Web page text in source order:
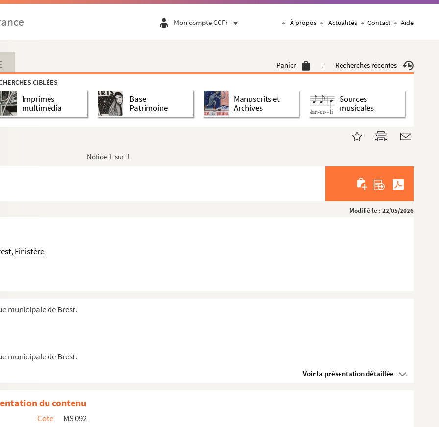
Mon compte CCFr À propos Actualités Contact Aide
Panier Recherches récentes
CIBLÉES
Imprimés
multimédia
Base
Patrimoine
Manuscrits et
Archives
Sources
musicales
Notice 1 sur 1
Modifié le : 22/05/2026
Finistère
municipale de Brest.
municipale de Brest.
Voir la présentation détaillée
monté par Kerguélen
en France et date de débarquement à ...
pendant la Révolution de 1789
d'ouvrages et d'articles, photos) sur Gust...
sur Edouard et Tristan Corbière
1663 et années suivantes par Charles Colb...
de Chine de sujets architecturaux
roi, portant réglement & tarrif pour la procéd...
par le Dr Rousse dans les livres de sa bibl...
du contenu
Cote
MS 092